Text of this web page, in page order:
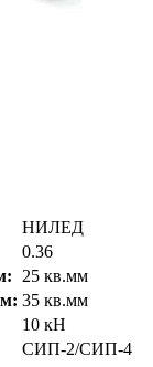
НИЛЕД
0.36
25 кв.мм
35 кв.мм
10 кН
СИП-2/СИП-4